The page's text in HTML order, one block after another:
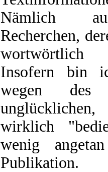
Nämlich
Recherchen,
Insofern bin
wegen
wirklich
wenig
Publikation.